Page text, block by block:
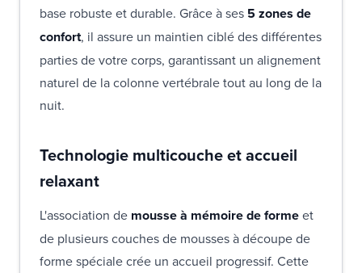
base robuste et durable. Grâce à ses 5 zones de
confort, il assure un maintien ciblé des différentes
parties de votre corps, garantissant un alignement
naturel de la colonne vertébrale tout au long de la
nuit.
Technologie multicouche et accueil
relaxant
L'association de mousse à mémoire de formeet
de plusieurs couches de mousses à découpe de
forme spéciale crée un accueil progressif. Cette